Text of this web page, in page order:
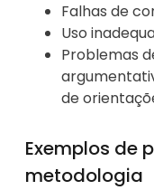
Falhas de
Uso
Problemas
de
Exemplos de
metodologia